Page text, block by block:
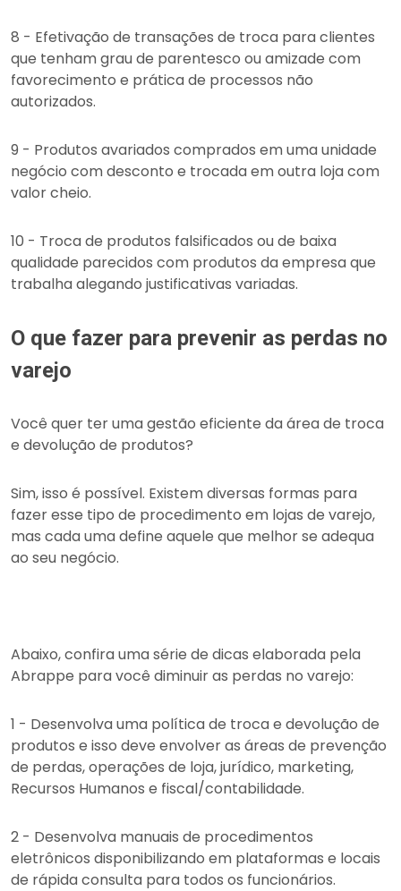
8 - Efetivação de transações de troca para clientes
que tenham grau de parentesco ou amizade com
favorecimento e prática de processos não
autorizados.
9 - Produtos avariados comprados em uma unidade
negócio com desconto e trocada em outra loja com
valor cheio.
10 - Troca de produtos falsificados ou de baixa
qualidade parecidos com produtos da empresa que
trabalha alegando justificativas variadas.
O que fazer para prevenir as perdas no
varejo
Você quer ter uma gestão eficiente da área de troca
e devolução de produtos?
Sim, isso é possível. Existem diversas formas para
fazer esse tipo de procedimento em lojas de varejo,
mas cada uma define aquele que melhor se adequa
ao seu negócio.
Abaixo, confira uma série de dicas elaborada pela
Abrappe para você diminuir as perdas no varejo:
1 - Desenvolva uma política de troca e devolução de
produtos e isso deve envolver as áreas de prevenção
de perdas, operações de loja, jurídico, marketing,
Recursos Humanos e fiscal/contabilidade.
2 - Desenvolva manuais de procedimentos
eletrônicos disponibilizando em plataformas e locais
de rápida consulta para todos os funcionários.